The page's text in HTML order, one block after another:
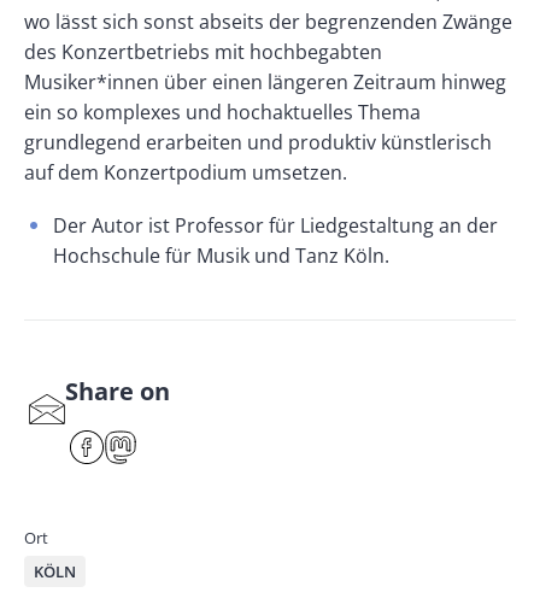
wo lässt sich sonst abseits der begrenzenden Zwänge
des Konzertbetriebs mit hochbegabten
Musiker*innen über einen längeren Zeitraum hinweg
ein so komplexes und hochaktuelles Thema
grundlegend erarbeiten und produktiv künstlerisch
auf dem Konzertpodium umsetzen.
Der Autor ist Professor für Liedgestaltung an der
Hochschule für Musik und Tanz Köln.
S
Share on
F
Ort
KÖLN